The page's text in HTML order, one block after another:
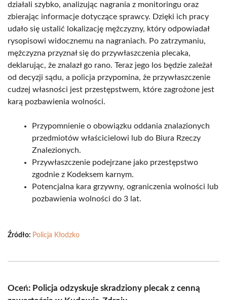
działali szybko, analizując nagrania z monitoringu oraz
zbierając informacje dotyczące sprawcy. Dzięki ich pracy
udało się ustalić lokalizację mężczyzny, który odpowiadał
rysopisowi widocznemu na nagraniach. Po zatrzymaniu,
mężczyzna przyznał się do przywłaszczenia plecaka,
deklarując, że znalazł go rano. Teraz jego los będzie zależał
od decyzji sądu, a policja przypomina, że przywłaszczenie
cudzej własności jest przestępstwem, które zagrożone jest
karą pozbawienia wolności.
Przypomnienie o obowiązku oddania znalazionych
przedmiotów właścicielowi lub do Biura Rzeczy
Znalezionych.
Przywłaszczenie podejrzane jako przestępstwo
zgodnie z Kodeksem karnym.
Potencjalna kara grzywny, ograniczenia wolności lub
pozbawienia wolności do 3 lat.
Źródło: Policja Kłodzko
Oceń: Policja odzyskuje skradziony plecak z cenną